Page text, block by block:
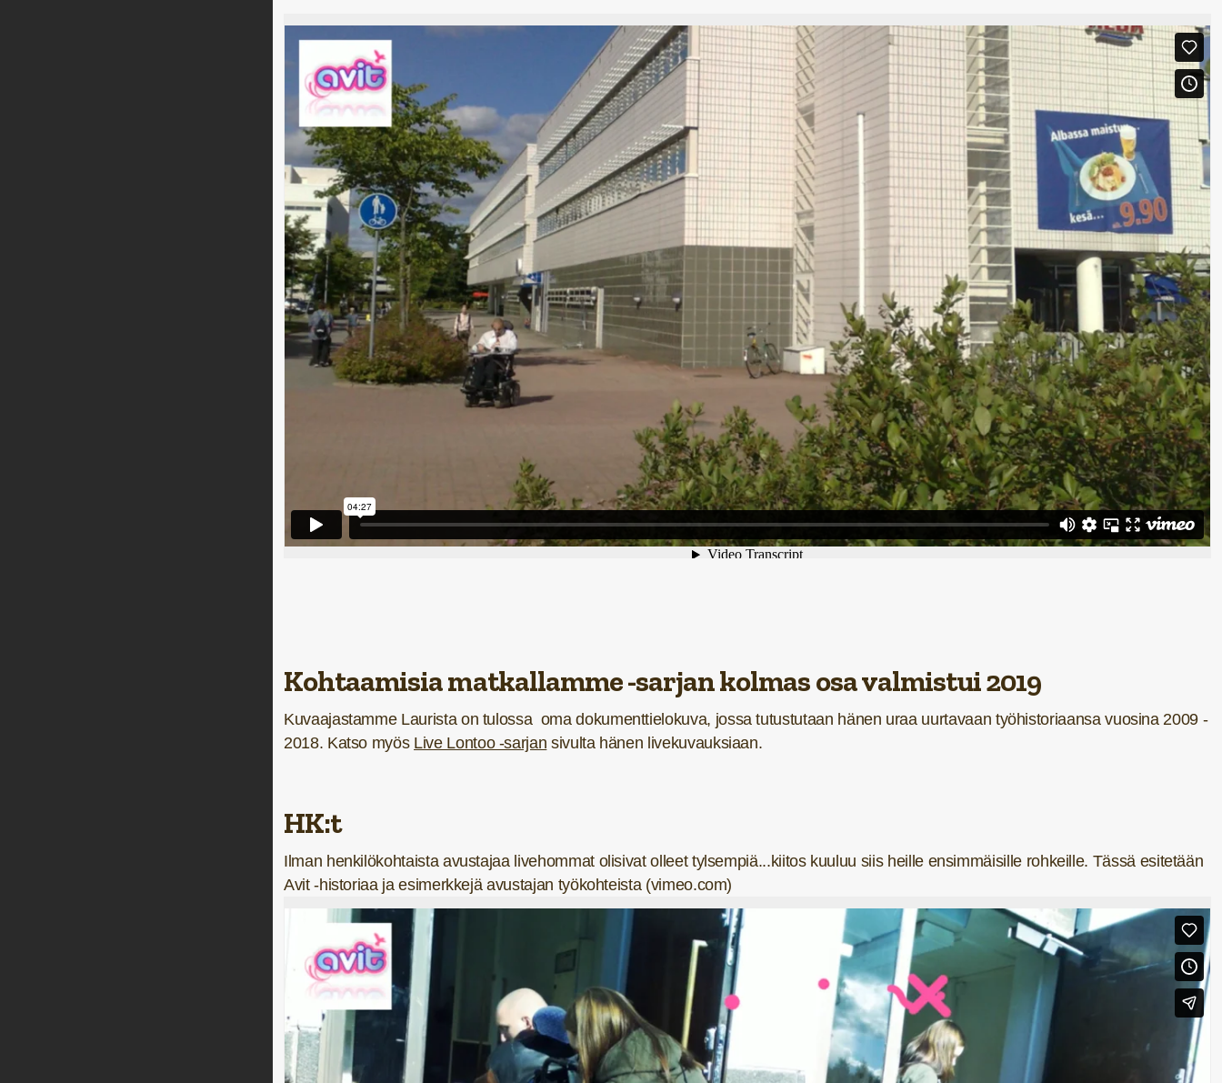
Kohtaamisia matkallamme-sarjan kolmas osa valmistui 2019
Kuvaajastamme Laurista on tulossa oma dokumenttielokuva, jossa tutustutaan hänen uraa uurtavaan työhistoriaansa vuosina 2009 -
2018. Katso myös Live Lontoo -sarjan sivulta hänen livekuvauksiaan.
HK:t
Ilman henkilökohtaista avustajaa livehommat olisivat olleet tylsempiä...kiitos kuuluu siis heille ensimmäisille rohkeille. Tässä esitetään
Avit -historiaa ja esimerkkejä avustajan työkohteista (vimeo.com)